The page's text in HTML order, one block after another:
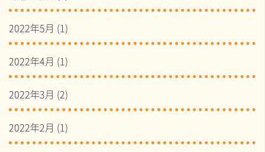
2022年5月 (1)
2022年4月 (1)
2022年3月 (2)
2022年2月 (1)